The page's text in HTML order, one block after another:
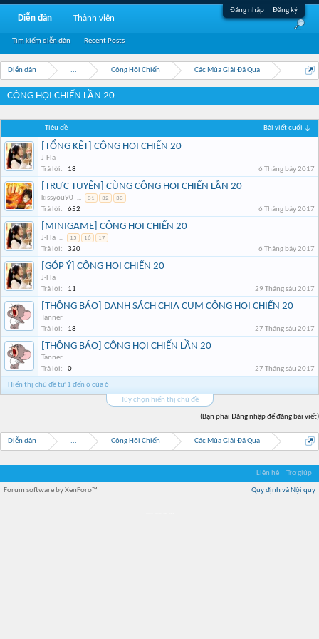
Đăng nhập Đăng ký
Diễn đàn ... Công Hội Chiến Các Mùa Giải Đã Qua
CÔNG HỘI CHIẾN LẦN 20
Tiêu đề Bài viết cuối ↓
[TỔNG KẾT] CÔNG HỘI CHIẾN 20
J-Fla
Trả lời:
18 6 Tháng bảy 2017
[TRỰC TUYẾN] CÙNG CÔNG HỘI CHIẾN LẦN 20
kissyou90 ... 31 32 33
Trả lời: 652 6 Tháng bảy 2017
[MINIGAME] CÔNG HỘI CHIẾN 20
J-Fla ... 15 16 17
Trả lời: 320 6 Tháng bảy 2017
[GÓP Ý] CÔNG HỘI CHIẾN 20
J-Fla
Trả lời:
11 29 Tháng sáu 2017
[THÔNG BÁO] DANH SÁCH CHIA CỤM CÔNG HỘI CHIẾN 20
Tanner
Trả lời:
18 27 Tháng sáu 2017
[THÔNG BÁO] CÔNG HỘI CHIẾN LẦN 20
Tanner
Trả lời:
0
27 Tháng sáu 2017
Hiển thị chủ đề từ 1 đến 6 của 6
Tùy chọn hiển thị chủ đề
(Bạn phải Đăng nhập để đăng bài viết)
Diễn đàn ... Công Hội Chiến Các Mùa Giải Đã Qua
Diễn đàn
Tìm kiếm diễn đàn Recent Posts
Thành viên
Liên hệ Trợ giúp
Quy định và Nội quy
Forum software by XenForo™